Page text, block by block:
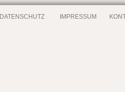
DATENSCHUTZ IMPRESSUM